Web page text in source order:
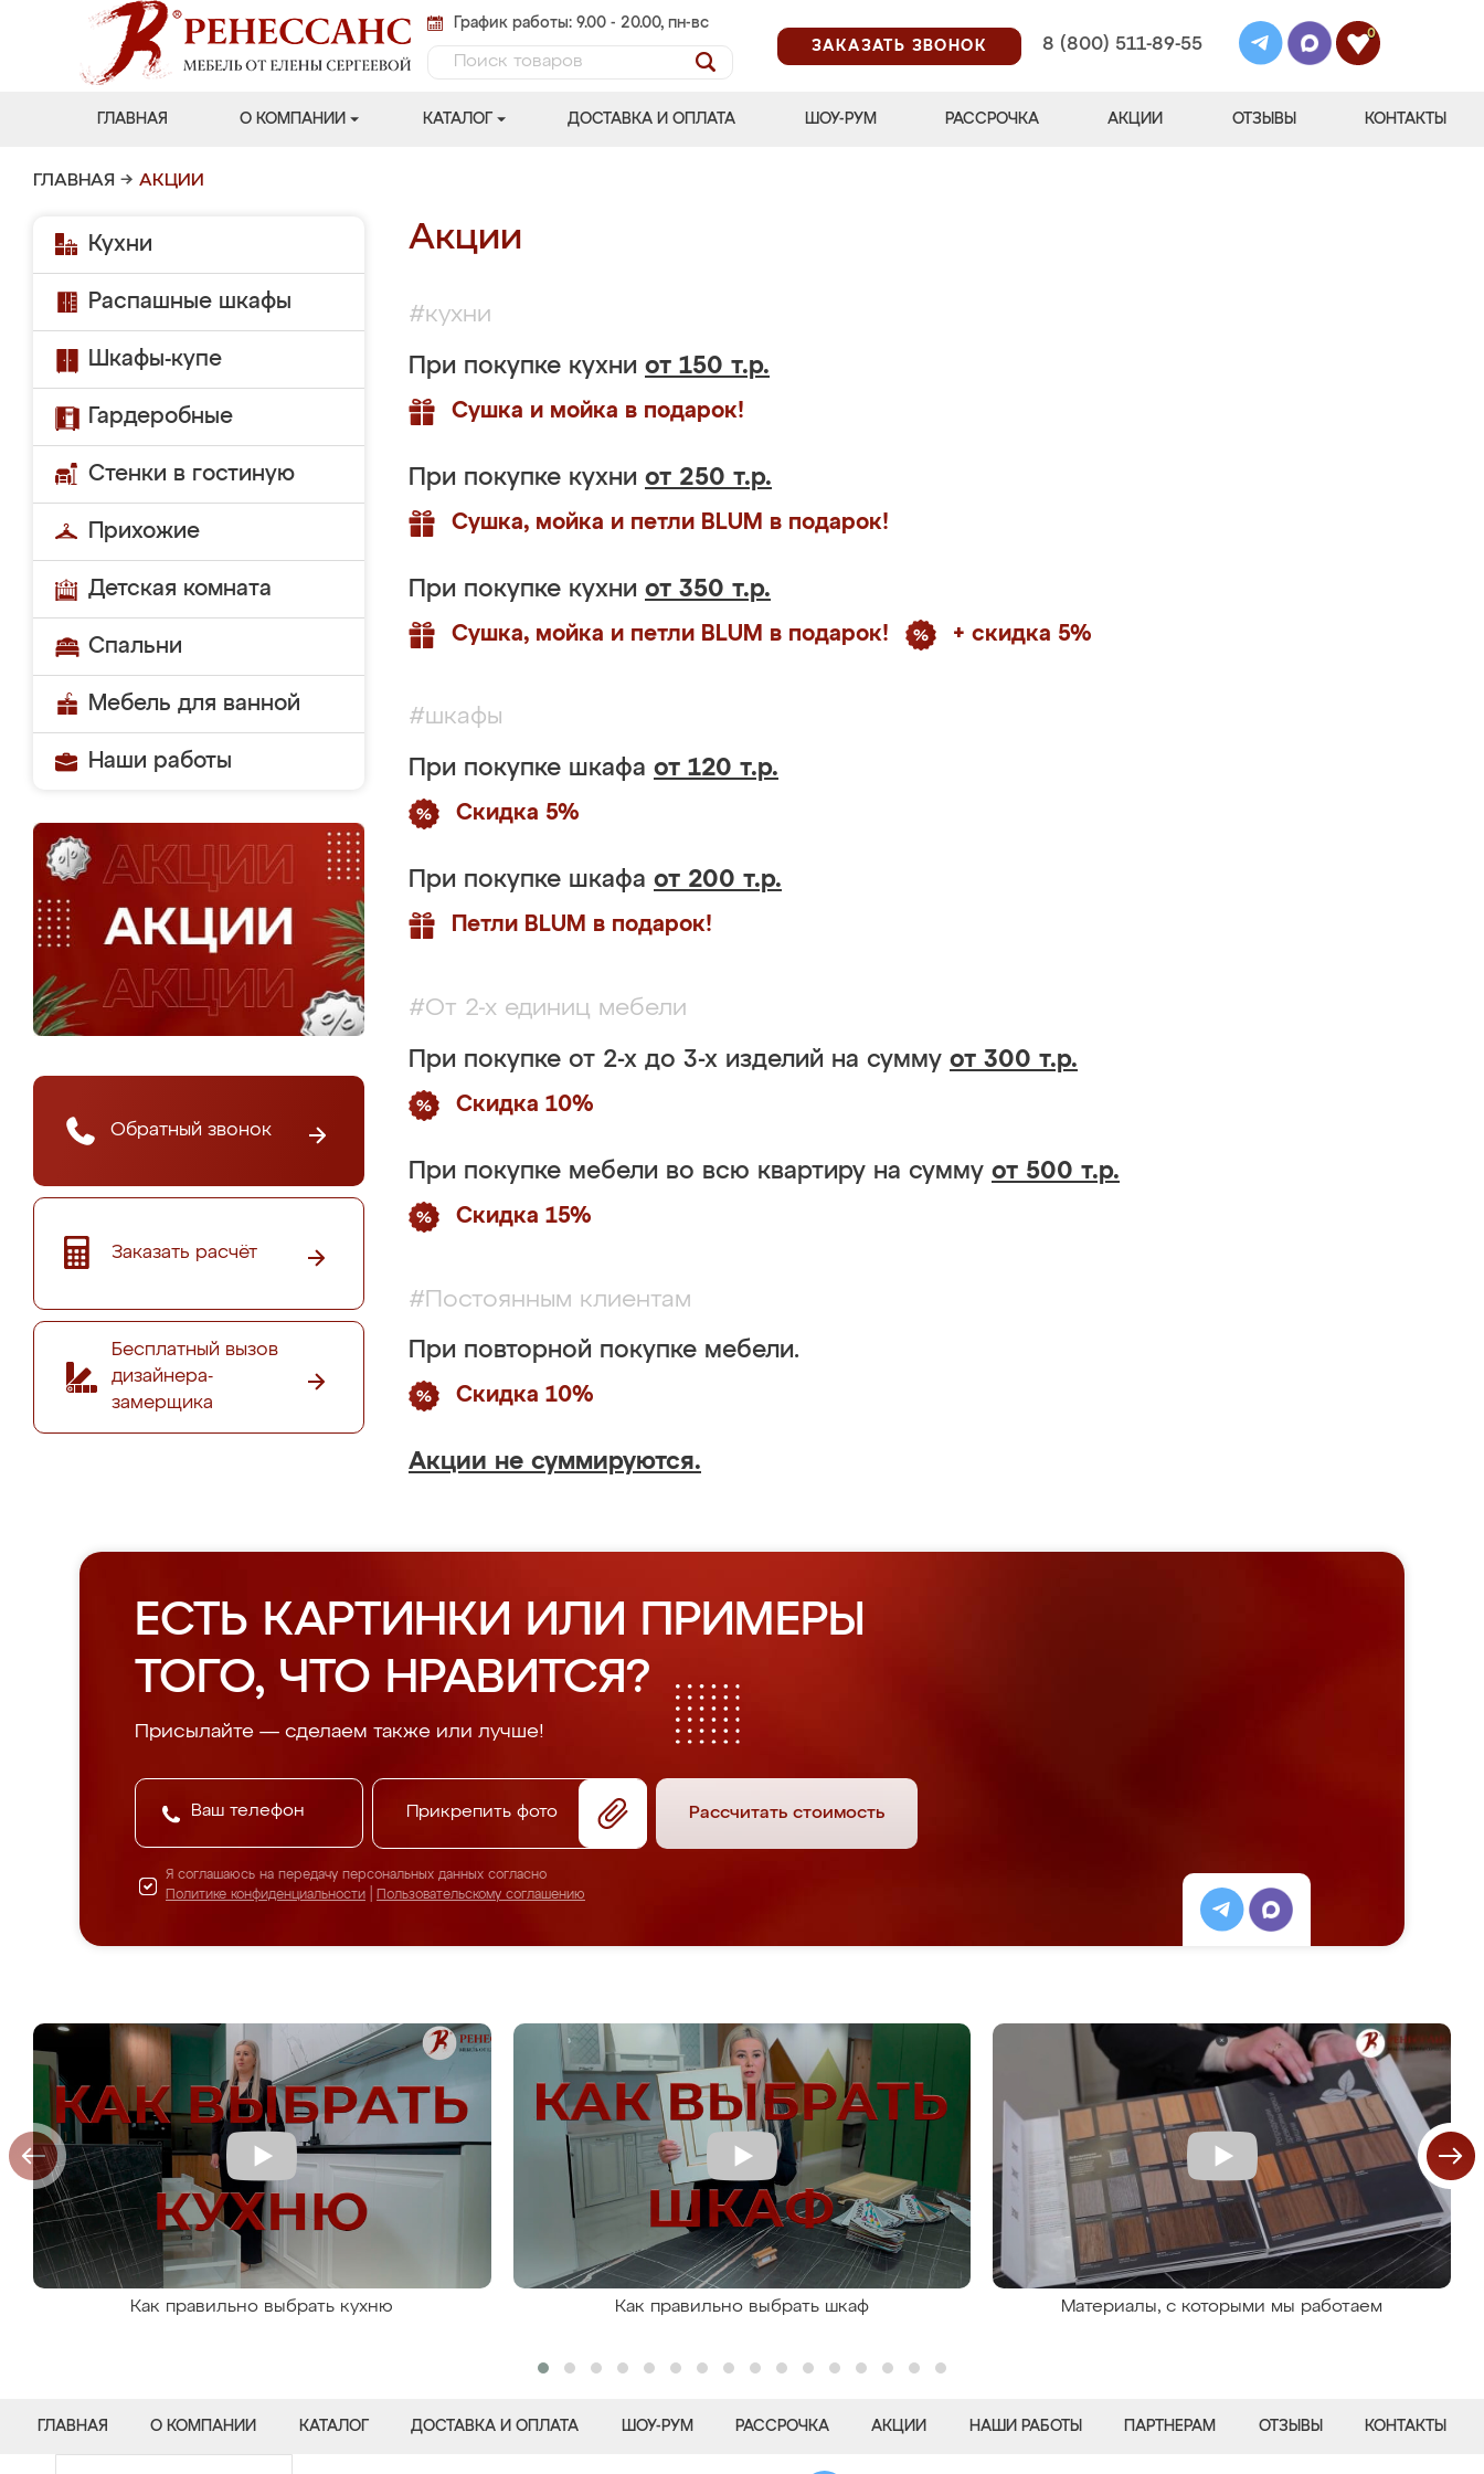
График работы: 9.00 - 20.00, пн-вс
ЗАКАЗАТЬ ЗВОНОК
8 (800) 511-89-55
0
ГЛАВНАЯ О КОМПАНИИ КАТАЛОГ ДОСТАВКА И ОПЛАТА ШОУ-РУМ РАССРОЧКА АКЦИИ ОТЗЫВЫ КОНТАКТЫ
ГЛАВНАЯ → АКЦИИ
Кухни
Распашные шкафы
Шкафы-купе
Гардеробные
Стенки в гостиную
Прихожие
Детская комната
Спальни
Мебель для ванной
Наши работы
Обратный звонок
Заказать расчёт
Бесплатный вызов
дизайнера-
замерщика
Акции
#кухни
При покупке кухни от 150 т.р.
Сушка и мойка в подарок!
При покупке кухни от 250 т.р.
Сушка, мойка и петли BLUM в подарок!
При покупке кухни от 350 т.р.
Сушка, мойка и петли BLUM в подарок! + скидка 5%
#шкафы
При покупке шкафа от 120 т.р.
Скидка 5%
При покупке шкафа от 200 т.р.
Петли BLUM в подарок!
#От 2-х единиц мебели
При покупке от 2-х до 3-х изделий на сумму от 300 т.р.
Скидка 10%
При покупке мебели во всю квартиру на сумму от 500 т.р.
Скидка 15%
#Постоянным клиентам
При повторной покупке мебели.
Скидка 10%
Акции не суммируются.
ЕСТЬ КАРТИНКИ ИЛИ ПРИМЕРЫ
ТОГО, ЧТО НРАВИТСЯ?
Присылайте — сделаем также или лучше!
Прикрепить фото Рассчитать стоимость
Я соглашаюсь на передачу персональных данных согласно
Политике конфиденциальности
Пользовательскому соглашению
Как правильно выбрать кухню Как правильно выбрать шкаф Материалы, с которыми мы работаем
ГЛАВНАЯ О КОМПАНИИ КАТАЛОГ ДОСТАВКА И ОПЛАТА ШОУ-РУМ РАССРОЧКА АКЦИИ НАШИ РАБОТЫ ПАРТНЕРАМ ОТЗЫВЫ КОНТАКТЫ